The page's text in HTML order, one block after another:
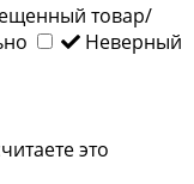
товар/
Неверный
это